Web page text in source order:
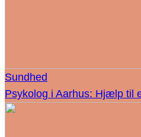
Sundhed
Psykolog i Aarhus: Hjælp til